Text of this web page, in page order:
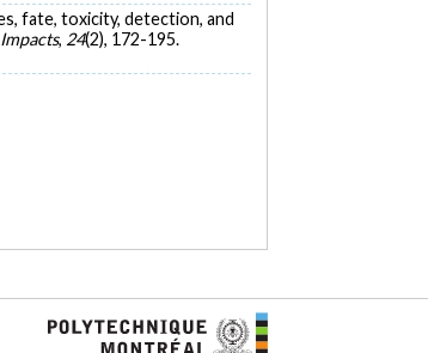
fate, toxicity, detection, and
, 24(2), 172-195.